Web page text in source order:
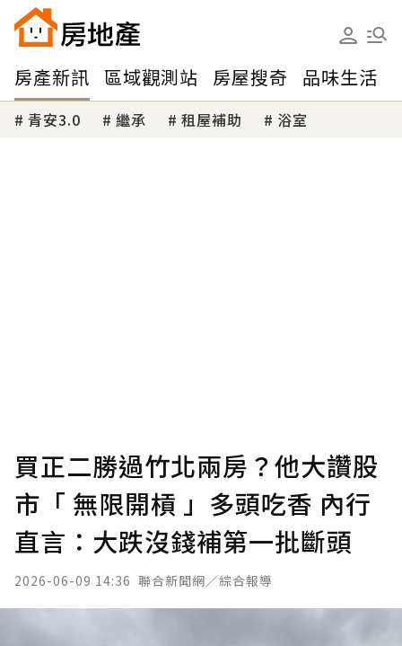
房產新訊 區域觀測站 房屋搜奇 品味生活
青安3.0 繼承 租屋補助 浴室
買正二勝過竹北兩房？他大讚股
市「 無限開槓 」多頭吃香 內行
直言：大跌沒錢補第一批斷頭
2026-06-09 14:36 聯合新聞網／綜合報導